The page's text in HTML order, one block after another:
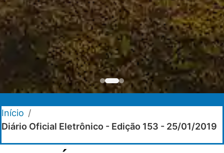
Início /
Diário Oficial Eletrônico - Edição 153 - 25/01/2019